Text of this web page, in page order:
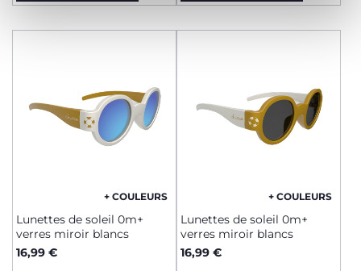
+ COULEURS
Lunettes de soleil 0m+
verres miroir blancs
16,99 €
+ COULEURS
Lunettes de soleil 0m+
verres miroir blancs
16,99 €